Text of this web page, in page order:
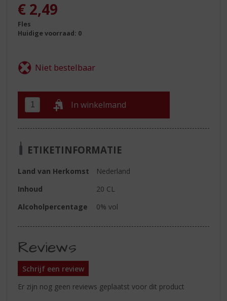
€ 2,49
Fles
Huidige voorraad: 0
In winkelmand
ETIKETINFORMATIE
Land van Herkomst
Nederland
Inhoud
20 CL
Alcoholpercentage
0% vol
Reviews
Schrijf een review
Er zijn nog geen reviews geplaatst voor dit product